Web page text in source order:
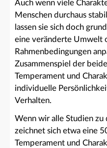
Auch wenn viele
Menschen durchaus
lassen sie sich doch
eine veränderte Umwelt
Rahmenbedingungen
Zusammenspiel der
Temperament und
individuelle
Verhalten.
Wenn wir alle Studien zu
zeichnet sich etwa eine
Temperament und